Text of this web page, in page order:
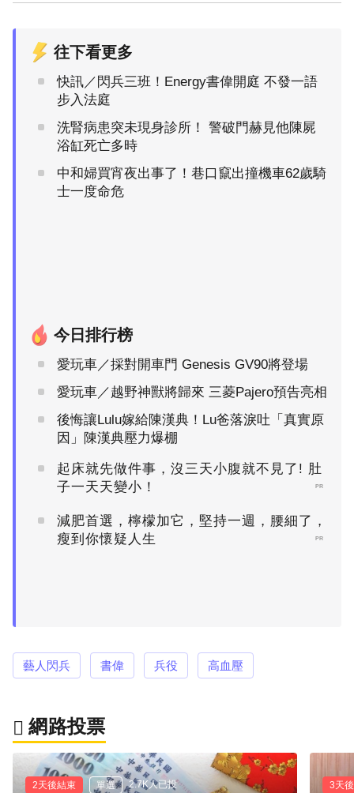
往下看更多
快訊／閃兵三班！Energy書偉開庭 不發一語
步入法庭
洗腎病患突未現身診所！ 警破門赫見他陳屍
浴缸死亡多時
中和婦買宵夜出事了！巷口竄出撞機車62歲騎
士一度命危
今日排行榜
愛玩車／採對開車門 Genesis GV90將登場
愛玩車／越野神獸將歸來 三菱Pajero預告亮相
後悔讓Lulu嫁給陳漢典！Lu爸落淚吐「真實原
因」陳漢典壓力爆棚
起床就先做件事，沒三天小腹就不見了! 肚
子一天天變小！
PR
減肥首選，檸檬加它，堅持一週，腰細了，
瘦到你懷疑人生
PR
藝人閃兵 書偉 兵役 高血壓
網路投票
2天後結束 單選 2.7K人已投 3天